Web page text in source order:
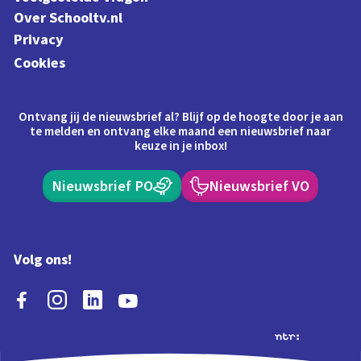
Over Schooltv.nl
Privacy
Cookies
Ontvang jij de nieuwsbrief al? Blijf op de hoogte door je aan
te melden en ontvang elke maand een nieuwsbrief naar
keuze in je inbox!
Nieuwsbrief PO Nieuwsbrief VO
Volg ons!